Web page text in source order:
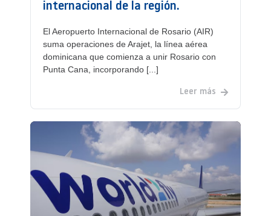
internacional de la región.
El Aeropuerto Internacional de Rosario (AIR)
suma operaciones de Arajet, la línea aérea
dominicana que comienza a unir Rosario con
Punta Cana, incorporando [...]
Leer más